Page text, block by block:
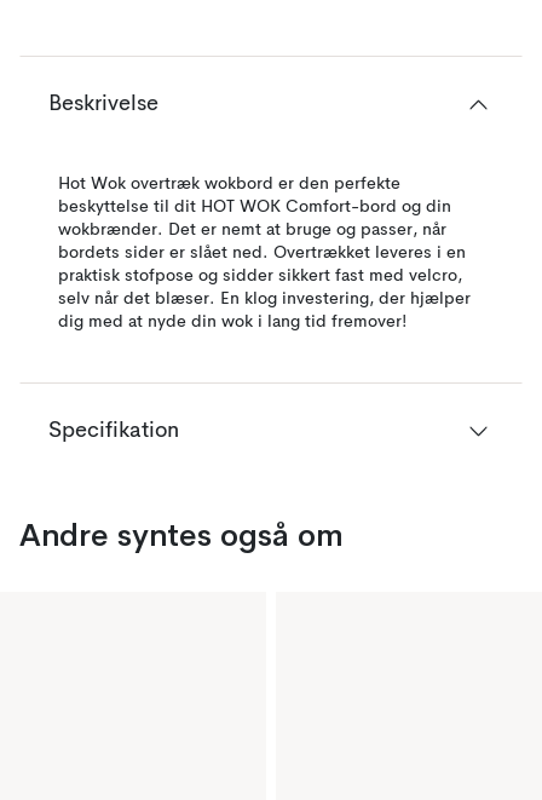
Beskrivelse
Hot Wok overtræk wokbord er den perfekte
beskyttelse til dit HOT WOK Comfort-bord og din
wokbrænder. Det er nemt at bruge og passer, når
bordets sider er slået ned. Overtrækket leveres i en
praktisk stofpose og sidder sikkert fast med velcro,
selv når det blæser. En klog investering, der hjælper
dig med at nyde din wok i lang tid fremover!
Specifikation
Andre syntes også om